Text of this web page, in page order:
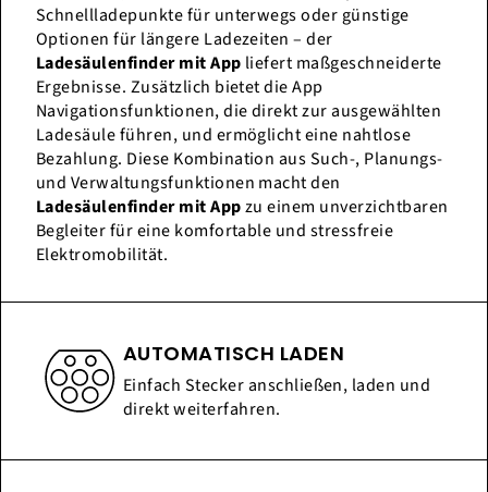
Schnellladepunkte für unterwegs oder günstige
Optionen für längere Ladezeiten – der
Ladesäulenfinder mit App liefert maßgeschneiderte
Ergebnisse. Zusätzlich bietet die App
Navigationsfunktionen, die direkt zur ausgewählten
Ladesäule führen, und ermöglicht eine nahtlose
Bezahlung. Diese Kombination aus Such-, Planungs-
und Verwaltungsfunktionen macht den
Ladesäulenfinder mit Appzu einem unverzichtbaren
Begleiter für eine komfortable und stressfreie
Elektromobilität.
AUTOMATISCH LADEN
Einfach Stecker anschließen, laden und
direkt weiterfahren.